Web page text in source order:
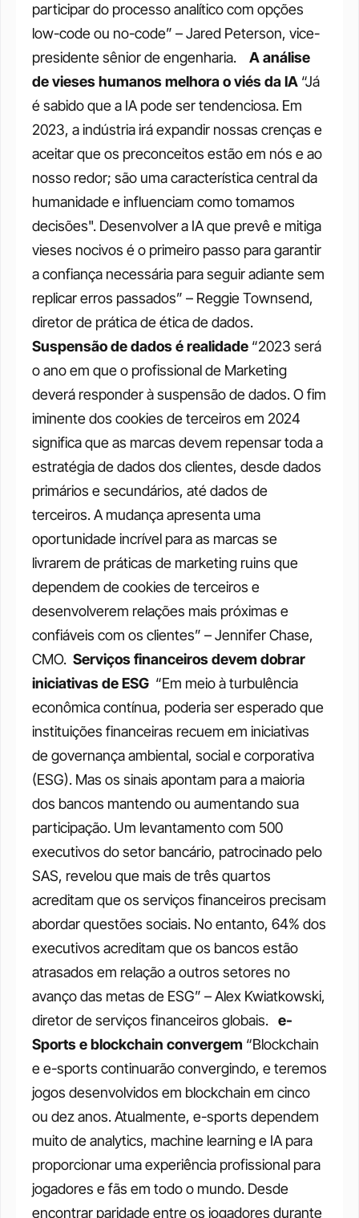
participar do processo analítico com opções
low-code ou no-code” – Jared Peterson, vice-
presidente sênior de engenharia.
A análise
de vieses humanos melhora o viés da IA “Já
é sabido que a IA pode ser tendenciosa. Em
2023, a indústria irá expandir nossas crenças e
aceitar que os preconceitos estão em nós e ao
nosso redor; são uma característica central da
humanidade e influenciam como tomamos
decisões". Desenvolver a IA que prevê e mitiga
vieses nocivos é o primeiro passo para garantir
a confiança necessária para seguir adiante sem
replicar erros passados” – Reggie Townsend,
diretor de prática de ética de dados.
Suspensão de dados é realidade “2023 será
o ano em que o profissional de Marketing
deverá responder à suspensão de dados. O fim
iminente dos cookies de terceiros em 2024
significa que as marcas devem repensar toda a
estratégia de dados dos clientes, desde dados
primários e secundários, até dados de
terceiros. A mudança apresenta uma
oportunidade incrível para as marcas se
livrarem de práticas de marketing ruins que
dependem de cookies de terceiros e
desenvolverem relações mais próximas e
confiáveis com os clientes” – Jennifer Chase,
CMO. Serviços financeiros devem dobrar
iniciativas de ESG “Em meio à turbulência
econômica contínua, poderia ser esperado que
instituições financeiras recuem em iniciativas
de governança ambiental, social e corporativa
(ESG). Mas os sinais apontam para a maioria
dos bancos mantendo ou aumentando sua
participação. Um levantamento com 500
executivos do setor bancário, patrocinado pelo
SAS, revelou que mais de três quartos
acreditam que os serviços financeiros precisam
abordar questões sociais. No entanto, 64% dos
executivos acreditam que os bancos estão
atrasados em relação a outros setores no
avanço das metas de ESG” – Alex Kwiatkowski,
diretor de serviços financeiros globais. e-
Sports e blockchain convergem “Blockchain
e e-sports continuarão convergindo, e teremos
jogos desenvolvidos em blockchain em cinco
ou dez anos. Atualmente, e-sports dependem
muito de analytics, machine learning e IA para
proporcionar uma experiência profissional para
jogadores e fãs em todo o mundo. Desde
encontrar paridade entre os jogadores durante